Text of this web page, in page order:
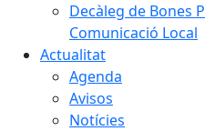
Decàleg de Bones
Comunicació Local
Actualitat
Agenda
Avisos
Notícies